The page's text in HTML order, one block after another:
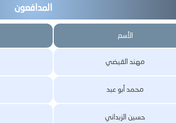
المدافعون
الأسم
مهند القيضي
محمد أبو عبد
حسين الزبداني